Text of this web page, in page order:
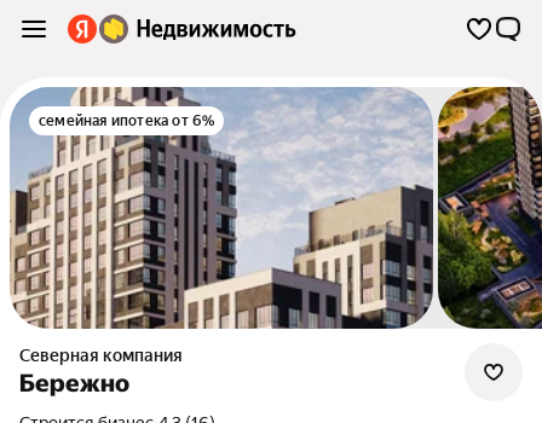
семейная ипотека от 6%
Северная компания
Бережно